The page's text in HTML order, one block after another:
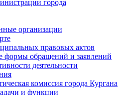
города
организации
правовых актов
формы обращений и заявлений
деятельности
комиссия города Кургана
и функции